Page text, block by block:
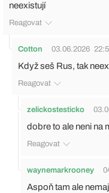
neexistují
Reagovat
Cotton 03.06.2026
Když seš Rus, tak
Reagovat
zelickostesticko
dobre to ale neni na
Reagovat
waynemarkrooney
Aspoň tam ale